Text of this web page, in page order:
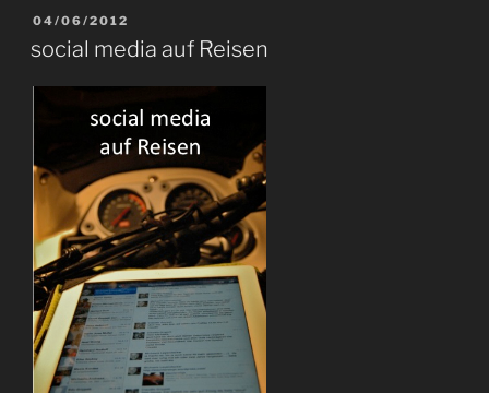
an
iron
VERÖFFENTLICHT
04/06/2012
social media auf Reisen